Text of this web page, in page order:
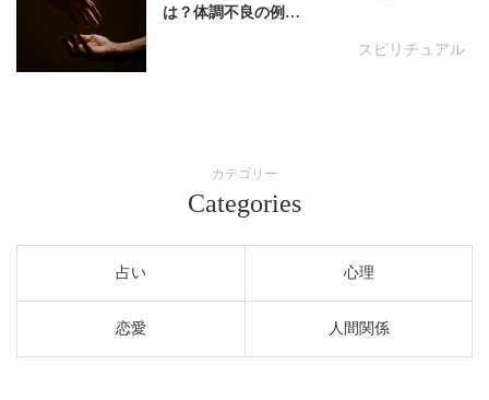
スピリチュアル
は？体調不良の例…
カテゴリー
Categories
占い 心理
恋愛 人間関係